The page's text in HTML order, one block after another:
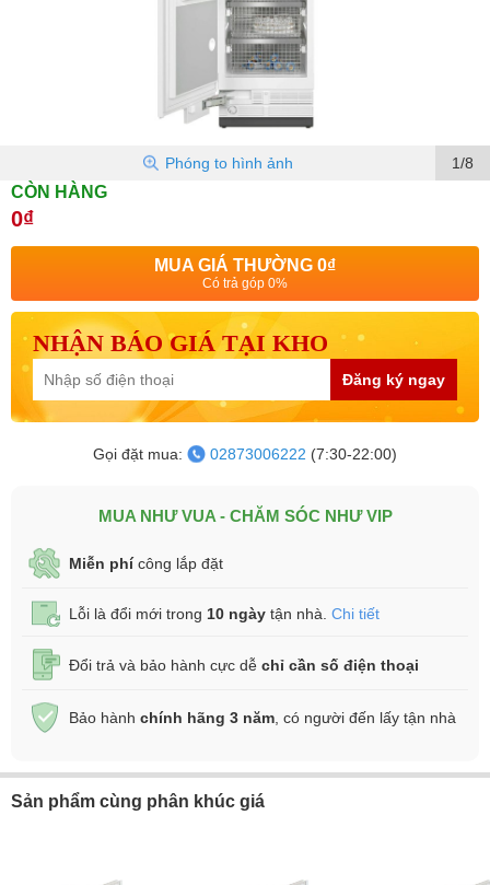
1/8
Phóng to hình ảnh
CÒN HÀNG
0₫
MUA GIÁ THƯỜNG 0₫
Có trả góp 0%
NHẬN BÁO GIÁ TẠI KHO
Đăng ký ngay
Gọi đặt mua: 02873006222 (7:30-22:00)
MUA NHƯ VUA - CHĂM SÓC NHƯ VIP
Miễn phícông lắp đặt
Lỗi là đổi mới trong 10 ngày tận nhà. Chi tiết
Đổi trả và bảo hành cực dễ chỉ cần số điện thoại
Bảo hành chính hãng 3 năm , có người đến lấy tận nhà
Sản phẩm cùng phân khúc giá